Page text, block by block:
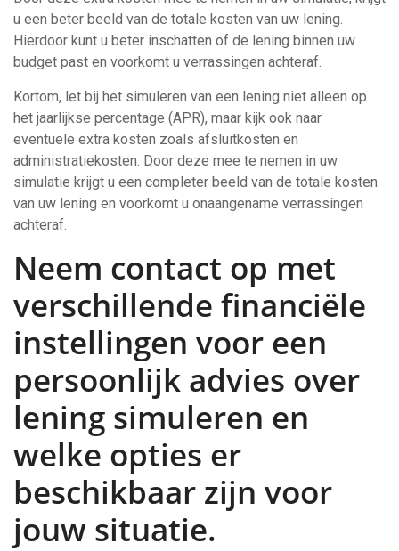
u een beter beeld van de totale kosten van uw lening.
Hierdoor kunt u beter inschatten of de lening binnen uw
budget past en voorkomt u verrassingen achteraf.
Kortom, let bij het simuleren van een lening niet alleen op
het jaarlijkse percentage (APR), maar kijk ook naar
eventuele extra kosten zoals afsluitkosten en
administratiekosten. Door deze mee te nemen in uw
simulatie krijgt u een completer beeld van de totale kosten
van uw lening en voorkomt u onaangename verrassingen
achteraf.
Neem contact op met
verschillende financiële
instellingen voor een
persoonlijk advies over
lening simuleren en
welke opties er
beschikbaar zijn voor
jouw situatie.